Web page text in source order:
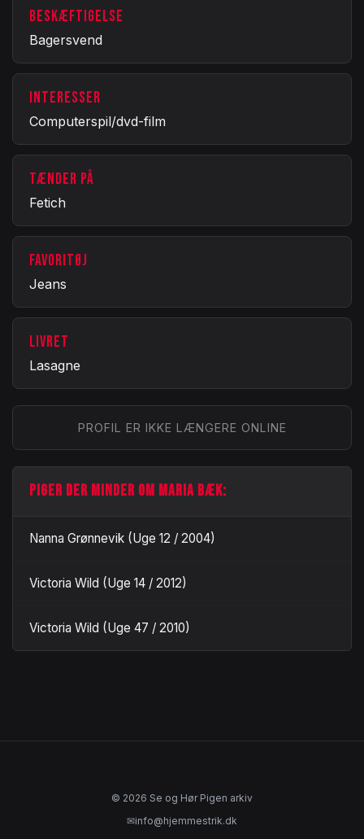
BESKÆFTIGELSE
Bagersvend
INTERESSER
Computerspil/dvd-film
TÆNDER PÅ
Fetich
FAVORITØJ
Jeans
LIVRET
Lasagne
PROFIL ER IKKE LÆNGERE ONLINE
PIGER DER MINDER OM MARIA BÆK:
Nanna Grønnevik (Uge 12 / 2004)
Victoria Wild (Uge 14 / 2012)
Victoria Wild (Uge 47 / 2010)
© 2026 Se og Hør Pigen arkiv
✉info@hjemmestrik.dk